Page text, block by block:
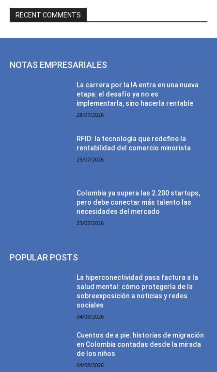
RECENT COMMENTS
NOTAS EMPRESARIALES
La carrera por la IA entra en una nueva
etapa: el desafío ya no es
implementarla, sino hacerla rentable
28/07/2026
RFID: la tecnología que redefine la
rentabilidad del comercio minorista
25/07/2026
Colombia ya supera las 2.200 startups,
pero debe conectar más talento las
necesidades del mercado
23/07/2026
POPULAR POSTS
La hiperconectividad pasa factura a la
salud mental: cómo protegerla de la
sobreexposición a noticias y redes
sociales
04/08/2026
Cuentos de a pie: historias de migración
en Colombia contadas desde la mirada
de los niños
04/08/2026